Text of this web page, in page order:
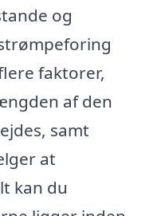
og
faktorer,
af den
samt
at
kan du